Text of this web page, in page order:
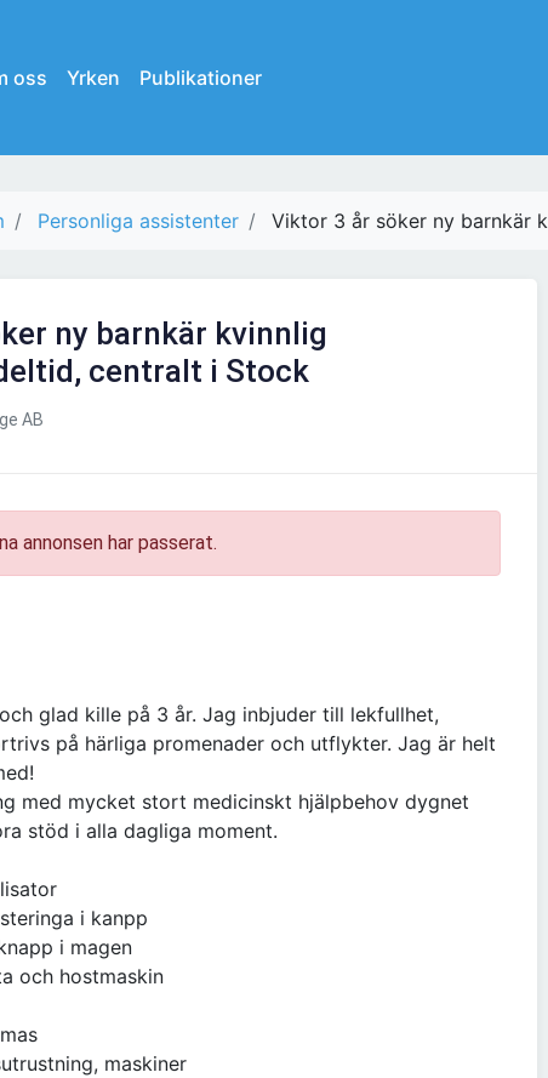
oss Yrken Publikationer
Personliga assistenter Viktor 3 år söker ny barnkär
ny barnkär kvinnlig
centralt i Stock
AB
annonsen har passerat.
glad kille på 3 år. Jag inbjuder till lekfullhet,
på härliga promenader och utflykter. Jag är helt
med mycket stort medicinskt hjälpbehov dygnet
stöd i alla dagliga moment.
i kanpp
i magen
och hostmaskin
maskiner